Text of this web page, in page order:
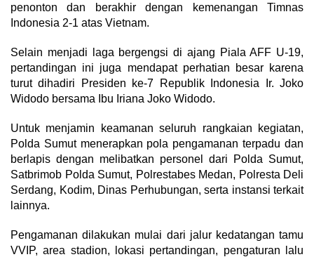
penonton dan berakhir dengan kemenangan Timnas
Indonesia 2-1 atas Vietnam.
Selain menjadi laga bergengsi di ajang Piala AFF U-19,
pertandingan ini juga mendapat perhatian besar karena
turut dihadiri Presiden ke-7 Republik Indonesia Ir. Joko
Widodo bersama Ibu Iriana Joko Widodo.
Untuk menjamin keamanan seluruh rangkaian kegiatan,
Polda Sumut menerapkan pola pengamanan terpadu dan
berlapis dengan melibatkan personel dari Polda Sumut,
Satbrimob Polda Sumut, Polrestabes Medan, Polresta Deli
Serdang, Kodim, Dinas Perhubungan, serta instansi terkait
lainnya.
Pengamanan dilakukan mulai dari jalur kedatangan tamu
VVIP, area stadion, lokasi pertandingan, pengaturan lalu